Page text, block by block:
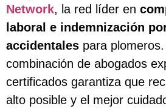
Network, la red líder en
laboral e indemnización
accidentales para
combinación de abogados
certificados garantiza que
alto posible y el mejor